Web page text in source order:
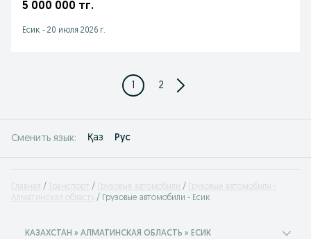
5 000 000 тг.
Есик - 20 июля 2026 г.
1 2
Сменить язык: Қаз Рус
Главная Транспорт Грузовые автомобили
Грузовые автомобили -
Алматинская область
Грузовые автомобили - Есик
КАЗАХСТАН » АЛМАТИНСКАЯ ОБЛАСТЬ » ЕСИК